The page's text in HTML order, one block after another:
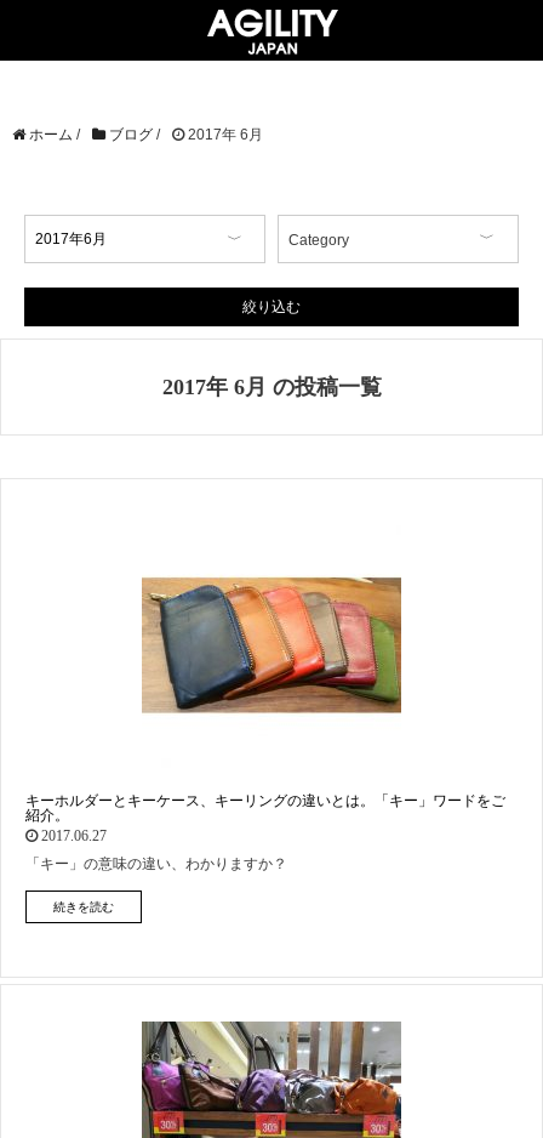
ホーム / ブログ / 2017年 6月
Category
AGILITY Affa(アジリティ アフ
ァ)
ブランド
絞り込む
2017年 6月 の投稿一覧
キーホルダーとキーケース、キーリングの違いとは。「キー」ワードをご
紹介。
2017.06.27
「キー」の意味の違い、わかりますか？
続きを読む